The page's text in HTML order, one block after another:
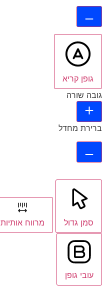
גופן קריא
גובה שורה
ברירת מחדל
סמן גדול מרווח אותיות
עובי גופן